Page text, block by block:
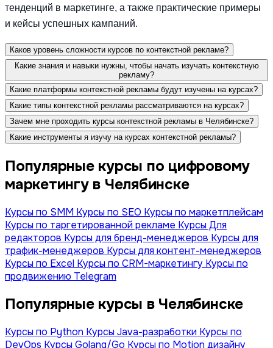
тенденций в маркетинге, а также практические примеры
и кейсы успешных кампаний.
Каков уровень сложности курсов по контекстной рекламе?
Какие знания и навыки нужны, чтобы начать изучать контекстную
рекламу?
Какие платформы контекстной рекламы будут изучены на курсах?
Какие типы контекстной рекламы рассматриваются на курсах?
Зачем мне проходить курсы контекстной рекламы в Челябинске?
Какие инструменты я изучу на курсах контекстной рекламы?
Популярные курсы по цифровому
маркетингу в Челябинске
Курсы по SMM Курсы по SEO Курсы по маркетплейсам
Курсы по таргетированной рекламе Курсы Для
редакторов Курсы для бренд-менеджеров Курсы для
трафик-менеджеров Курсы для контент-менеджеров
Курсы по Excel Курсы по CRM-маркетингу Курсы по
продвижению Telegram
Популярные курсы в Челябинске
Курсы по Python Курсы Java-разработки Курсы по
DevOps Курсы Golang/Go Курсы по Motion дизайну